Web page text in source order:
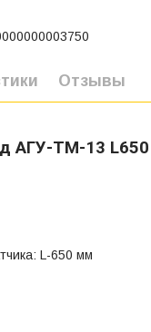
Отзывы
АГУ-ТМ-13
L-650 мм